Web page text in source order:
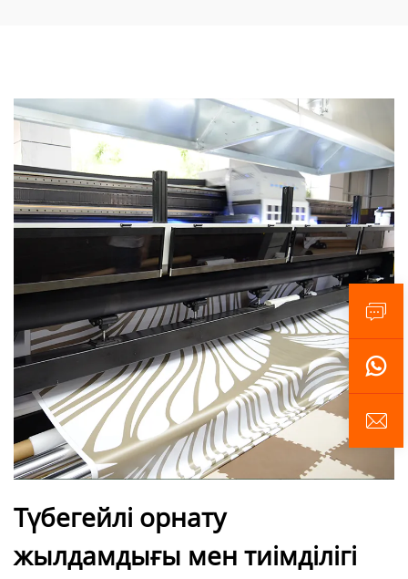
Түбегейлі орнату
жылдамдығы мен тиімділігі